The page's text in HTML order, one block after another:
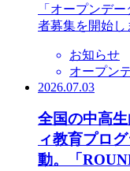
「オープンデ
者募集を開始し
お知らせ
オープン
2026.07.03
全国の中高
ィ教育プロ
動。「